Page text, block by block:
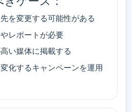
を変更する可能性がある
レポートが必要
い媒体に掲載する
化するキャンペーンを運用